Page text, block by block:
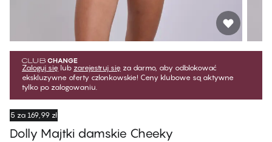
Zaloguj się lub zarejestruj się za darmo, aby odblokować
ekskluzywne oferty członkowskie! Ceny klubowe są aktywne
tylko po zalogowaniu.
5 za 169,99 zł
Dolly Majtki damskie Cheeky